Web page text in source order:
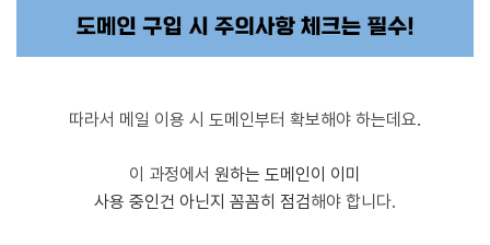
따라서 메일 이용 시 도메인부터 확보해야 하는데요.
이 과정에서 원하는 도메인이 이미
사용 중인건 아닌지 꼼꼼히 점검해야 합니다.